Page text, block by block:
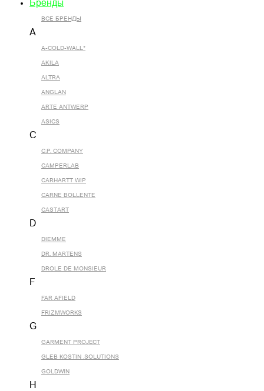
Бренды
ВСЕ БРЕНДЫ
A
A-COLD-WALL*
AKILA
ALTRA
ANGLAN
ARTE ANTWERP
ASICS
C
C.P. COMPANY
CAMPERLAB
CARHARTT WIP
CARNE BOLLENTE
CASTART
D
DIEMME
DR. MARTENS
DROLE DE MONSIEUR
F
FAR AFIELD
FRIZMWORKS
G
GARMENT PROJECT
GLEB KOSTIN .SOLUTIONS
GOLDWIN
H